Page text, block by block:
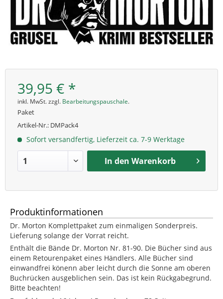
39,95 € *
inkl. MwSt. zzgl. Bearbeitungspauschale.
Paket
Artikel-Nr.: DMPack4
Sofort versandfertig, Lieferzeit ca. 7-9 Werktage
In den Warenkorb
Produktinformationen
Dr. Morton Komplettpaket zum einmaligen Sonderpreis.
Lieferung solange der Vorrat reicht.
Enthält die Bände Dr. Morton Nr. 81-90. Die Bücher sind aus
einem Retourenpaket eines Händlers. Alle Bücher sind
einwandfrei könenn aber leicht durch die Sonne am oberen
Buchrücken ausgeblichen sein. Das ist kein Rückgabegrund.
Bitte beachten!